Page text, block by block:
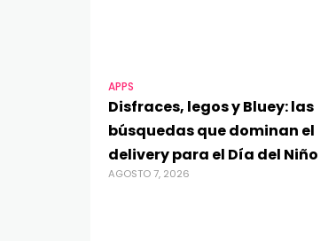
APPS
Disfraces, legos y Bluey: las
búsquedas que dominan el
delivery para el Día del Niño
AGOSTO 7, 2026